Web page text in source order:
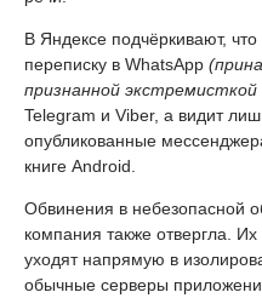
В Яндексе подчёркивают,
переписку в WhatsApp
признанной
Telegram и Viber, а видит
опубликованные
книге Android.
Обвинения в небезопасной
компания также отвергла. Их
уходят напрямую в
обычные серверы